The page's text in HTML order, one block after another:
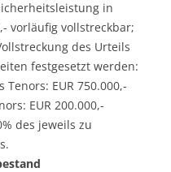
in
vorläufig vollstreckbar;
des Urteils
festgesetzt werden:
EUR 750.000,-
EUR 200.000,-
des jeweils zu